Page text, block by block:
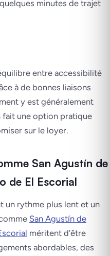
minutes de trajet
entre accessibilité
à de bonnes liaisons
y est généralement
fait une option pratique
sur le loyer.
San Agustín de
de El Escorial
un rythme plus lent et un
San Agustín de
méritent d’être
abordables, des